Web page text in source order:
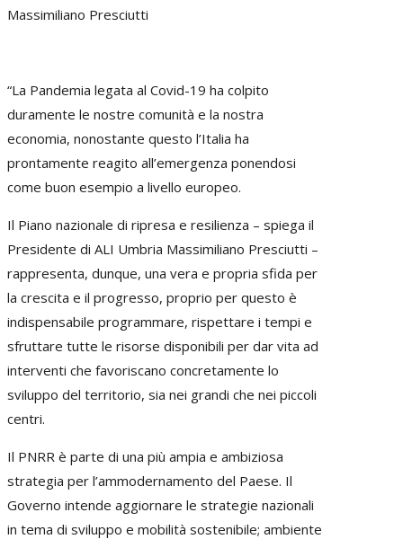
Massimiliano Presciutti
“La Pandemia legata al Covid-19 ha colpito
duramente le nostre comunità e la nostra
economia, nonostante questo l’Italia ha
prontamente reagito all’emergenza ponendosi
come buon esempio a livello europeo.
Il Piano nazionale di ripresa e resilienza – spiega il
Presidente di ALI Umbria Massimiliano Presciutti –
rappresenta, dunque, una vera e propria sfida per
la crescita e il progresso, proprio per questo è
indispensabile programmare, rispettare i tempi e
sfruttare tutte le risorse disponibili per dar vita ad
interventi che favoriscano concretamente lo
sviluppo del territorio, sia nei grandi che nei piccoli
centri.
Il PNRR è parte di una più ampia e ambiziosa
strategia per l’ammodernamento del Paese. Il
Governo intende aggiornare le strategie nazionali
in tema di sviluppo e mobilità sostenibile; ambiente